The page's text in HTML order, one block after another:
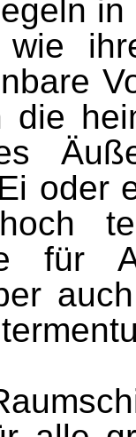
die
oder
für